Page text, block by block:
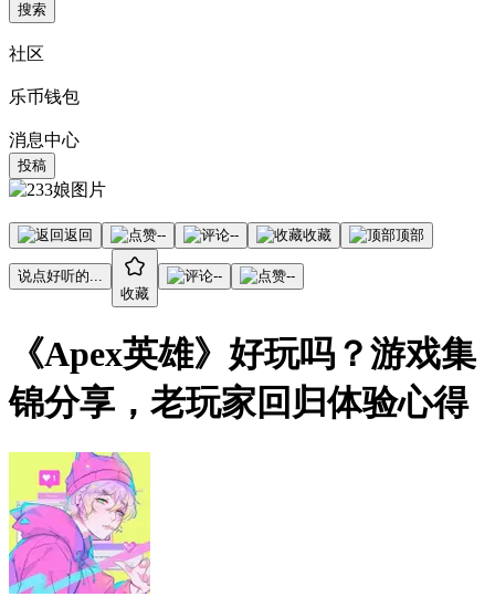
搜索
社区
乐币钱包
消息中心
投稿
返回 -- -- 收藏 顶部
说点好听的...
收藏
-- --
《Apex英雄》好玩吗？游戏集
锦分享，老玩家回归体验心得